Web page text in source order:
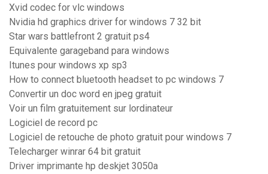
Xvid codec for vlc windows
Nvidia hd graphics driver for windows 7 32 bit
Star wars battlefront 2 gratuit ps4
Equivalente garageband para windows
Itunes pour windows xp sp3
How to connect bluetooth headset to pc windows 7
Convertir un doc word en jpeg gratuit
Voir un film gratuitement sur lordinateur
Logiciel de record pc
Logiciel de retouche de photo gratuit pour windows 7
Telecharger winrar 64 bit gratuit
Driver imprimante hp deskjet 3050a